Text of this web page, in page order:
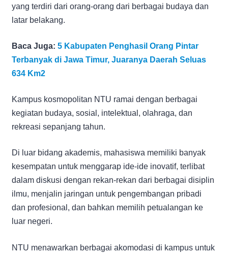
yang terdiri dari orang-orang dari berbagai budaya dan
latar belakang.
Baca Juga: 5 Kabupaten Penghasil Orang Pintar
Terbanyak di Jawa Timur, Juaranya Daerah Seluas
634 Km2
Kampus kosmopolitan NTU ramai dengan berbagai
kegiatan budaya, sosial, intelektual, olahraga, dan
rekreasi sepanjang tahun.
Di luar bidang akademis, mahasiswa memiliki banyak
kesempatan untuk menggarap ide-ide inovatif, terlibat
dalam diskusi dengan rekan-rekan dari berbagai disiplin
ilmu, menjalin jaringan untuk pengembangan pribadi
dan profesional, dan bahkan memilih petualangan ke
luar negeri.
NTU menawarkan berbagai akomodasi di kampus untuk